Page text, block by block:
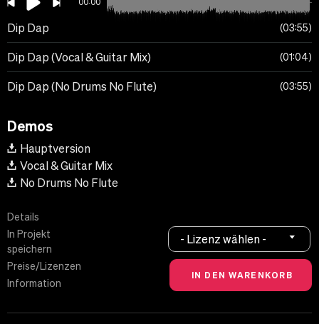
Dip Dap 03:55
Dip Dap (Vocal & Guitar Mix) 01:04
Dip Dap (No Drums No Flute) 03:55
Demos
Hauptversion
Vocal & Guitar Mix
No Drums No Flute
Details
In Projekt
speichern
Preise/Lizenzen
Information
- Lizenz wählen -